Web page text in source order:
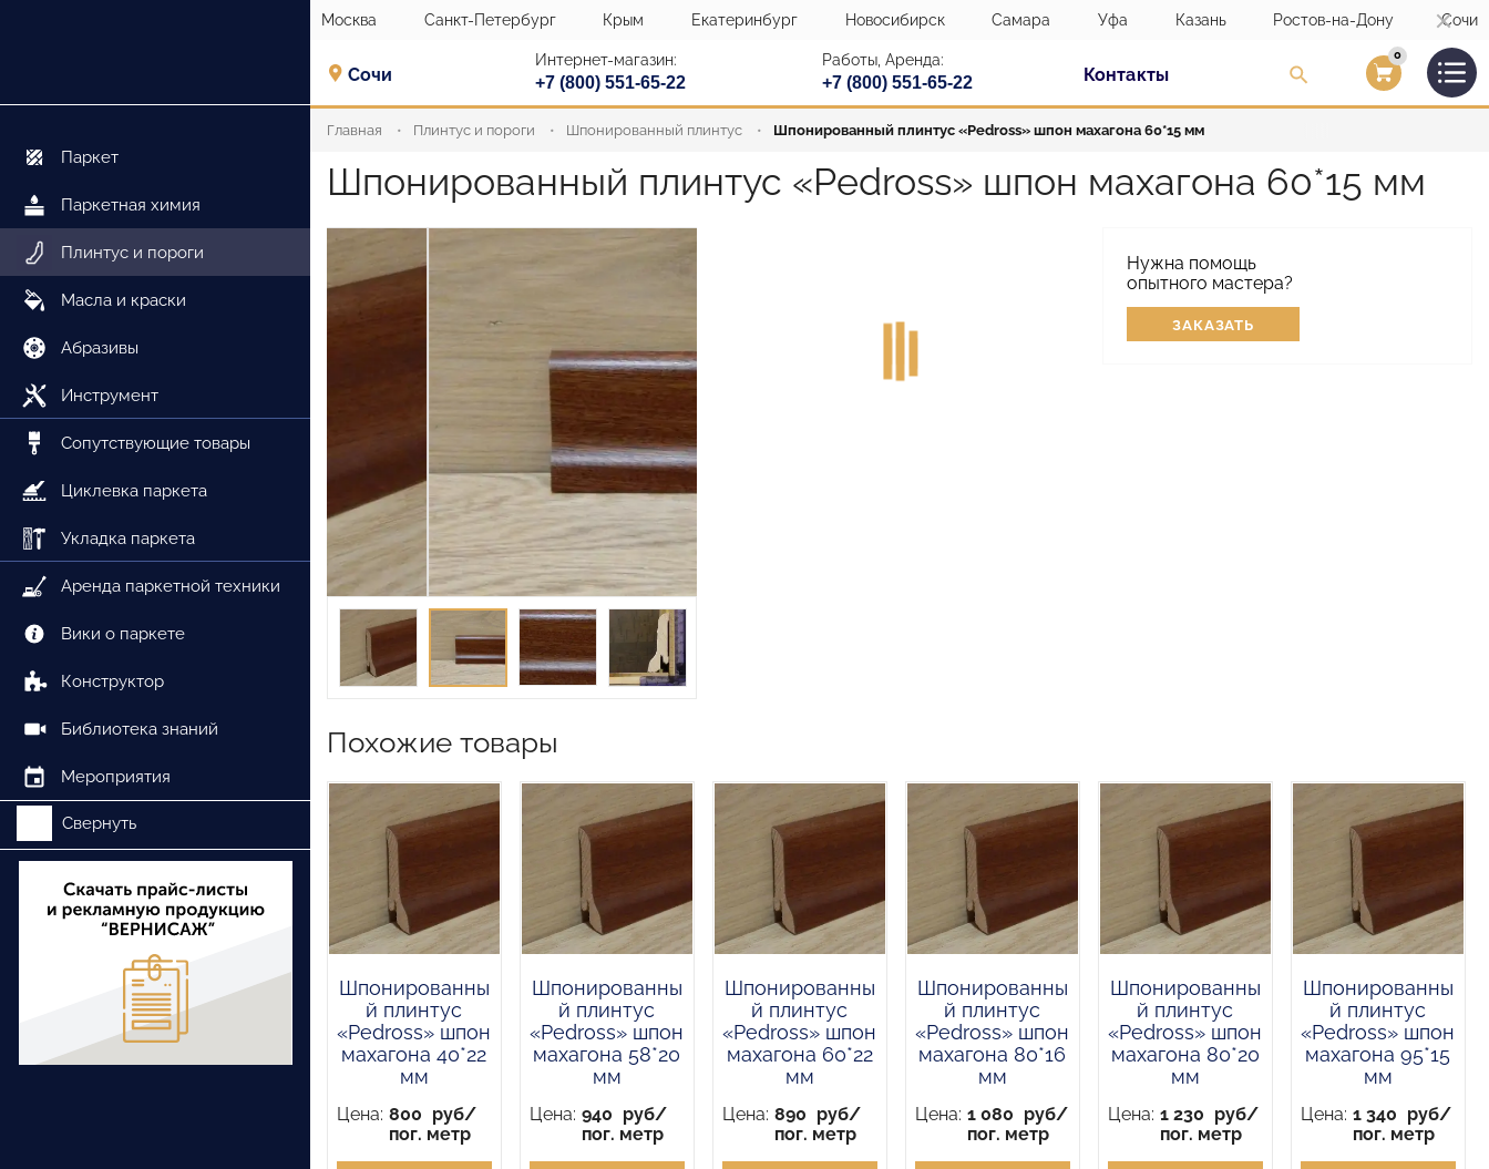
Москва Санкт-Петербург Крым Екатеринбург Новосибирск Самара Уфа Казань Ростов-на-Дону Сочи
Сочи
Интернет-магазин:
+7 (800) 551-65-22
Работы, Аренда:
+7 (800) 551-65-22 Контакты Вход/
0
Паркет
Паркетная химия
Плинтус и пороги
Масла и краски
Абразивы
Инструмент
Сопутствующие товары
Циклевка паркета
Укладка паркета
Аренда паркетной техники
Вики о паркете
Конструктор
Библиотека знаний
Мероприятия
Свернуть
Главная Плинтус и пороги Шпонированный плинтус Шпонированный плинтус «Pedross» шпон махагона 60*15 мм
Шпонированный плинтус «Pedross» шпон махагона 60*15 мм
Нужна помощь
опытного мастера?
ЗАКАЗАТЬ
Похожие товары
Шпонированны
й плинтус
«Pedross» шпон
махагона 40*22
мм
Цена: 800 руб/
пог. метр
Шпонированны
й плинтус
«Pedross» шпон
махагона 58*20
мм
Цена: 940 руб/
пог. метр
Шпонированны
й плинтус
«Pedross» шпон
махагона 60*22
мм
Цена: 890 руб/
пог. метр
Шпонированны
й плинтус
«Pedross» шпон
махагона 80*16
мм
Цена: 1 080 руб/
пог. метр
Шпонированны
й плинтус
«Pedross» шпон
махагона 80*20
мм
Цена: 1 230 руб/
пог. метр
Шпонированны
й плинтус
«Pedross» шпон
махагона 95*15
мм
Цена: 1 340 руб/
пог. метр